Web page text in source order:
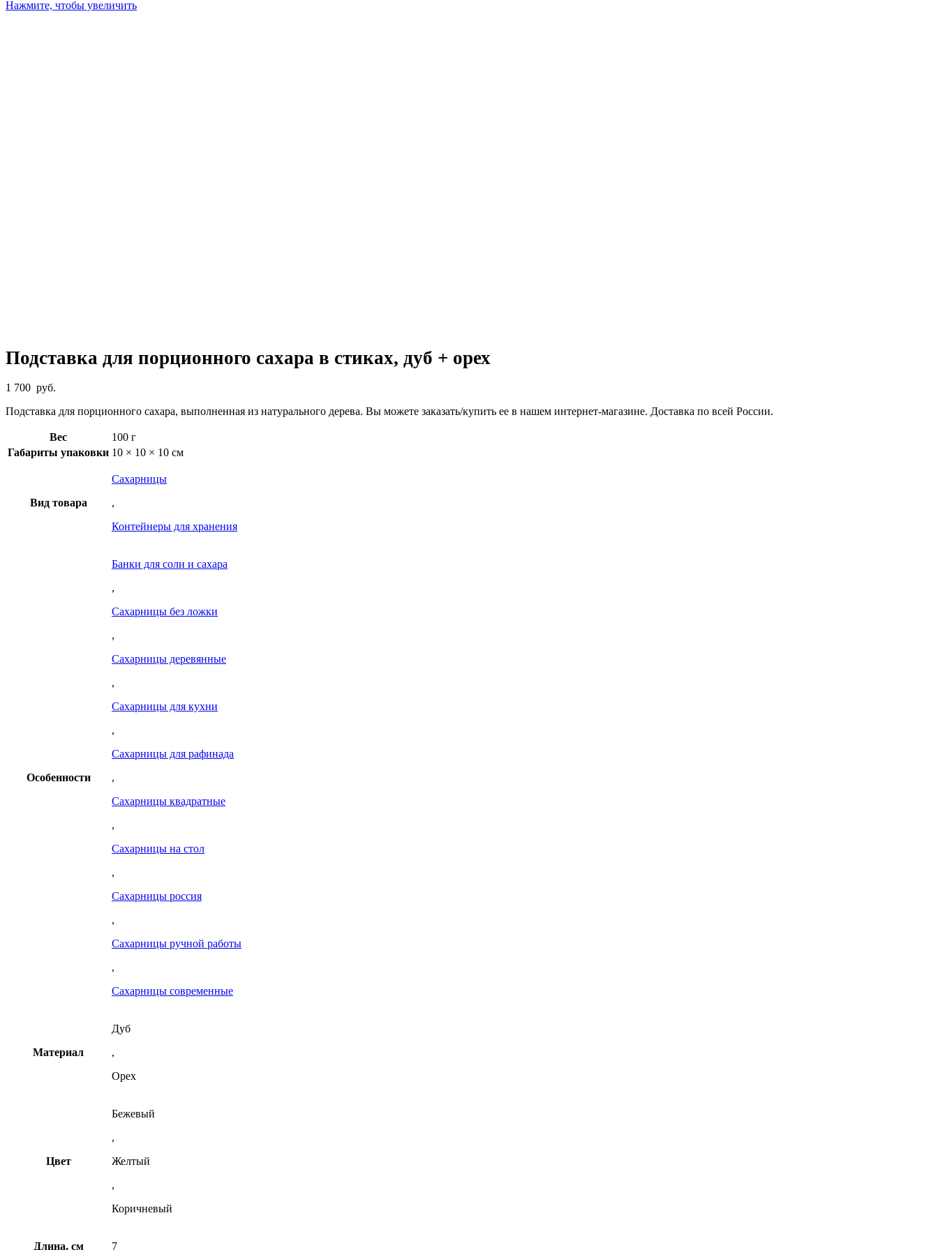
Нажмите, чтобы увеличить
Подставка для порционного сахара в стиках, дуб + орех
1 700 руб.
Подставка для порционного сахара, выполненная из натурального дерева. Вы можете заказать/купить ее в нашем интернет-магазине. Доставка по всей России.
Вес
100 г
Габариты упаковки 10 × 10 × 10 см
Вид товара
Cахарницы
,
Контейнеры для хранения
Особенности
Банки для соли и сахара
,
Сахарницы без ложки
,
Сахарницы деревянные
,
Сахарницы для кухни
,
Сахарницы для рафинада
,
Сахарницы квадратные
,
Сахарницы на стол
,
Сахарницы россия
,
Сахарницы ручной работы
,
Сахарницы современные
Материал
Дуб
,
Орех
Цвет
Бежевый
,
Желтый
,
Коричневый
Длина, см 7